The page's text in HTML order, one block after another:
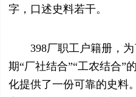
字，口述史料若干。
398厂职工户籍册，为
期“厂社结合”“工农结合”
化提供了一份可靠的史料